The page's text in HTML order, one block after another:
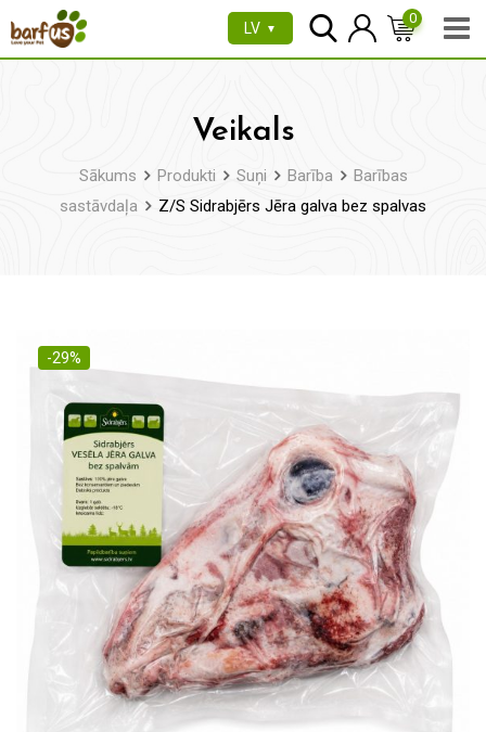
uz
LV ▼
0
Veikals
Sākums Produkti Suņi Barība
Barības
sastāvdaļa
Z/S Sidrabjērs Jēra galva bez spalvas
-29%